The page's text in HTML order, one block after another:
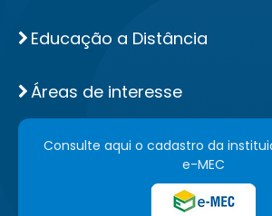
Educação a Distância
Áreas de interesse
Consulte aqui o cadastro da
e-MEC